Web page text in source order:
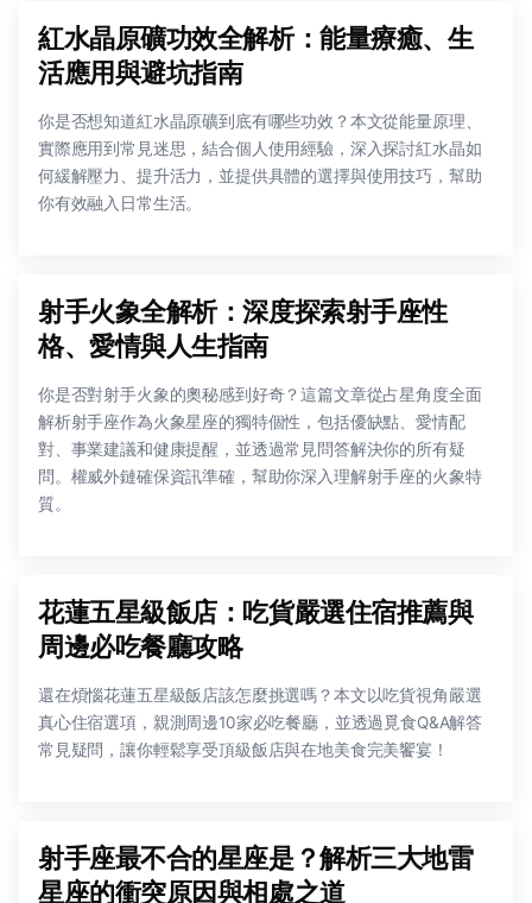
紅水晶原礦功效全解析：能量療癒、生
活應用與避坑指南
你是否想知道紅水晶原礦到底有哪些功效？本文從能量原理、
實際應用到常見迷思，結合個人使用經驗，深入探討紅水晶如
何緩解壓力、提升活力，並提供具體的選擇與使用技巧，幫助
你有效融入日常生活。
射手火象全解析：深度探索射手座性
格、愛情與人生指南
你是否對射手火象的奧秘感到好奇？這篇文章從占星角度全面
解析射手座作為火象星座的獨特個性，包括優缺點、愛情配
對、事業建議和健康提醒，並透過常見問答解決你的所有疑
問。權威外鏈確保資訊準確，幫助你深入理解射手座的火象特
質。
花蓮五星級飯店：吃貨嚴選住宿推薦與
周邊必吃餐廳攻略
還在煩惱花蓮五星級飯店該怎麼挑選嗎？本文以吃貨視角嚴選
真心住宿選項，親測周邊10家必吃餐廳，並透過覓食Q&A解答
常見疑問，讓你輕鬆享受頂級飯店與在地美食完美饗宴！
射手座最不合的星座是？解析三大地雷
星座的衝突原因與相處之道